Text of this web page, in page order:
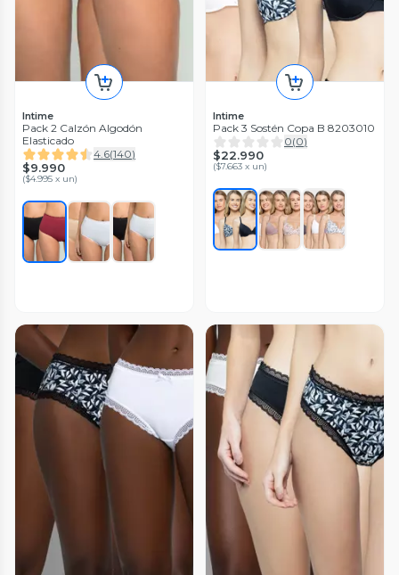
Intime
Pack 2 Calzón Algodón
Elasticado
4.6(140)
$9.990
($4.995 x un)
Intime
Pack 3 Sostén Copa B 8203010
0(0)
$22.990
($7.663 x un)